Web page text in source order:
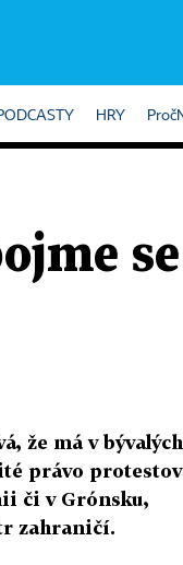
HRY
že má v bývalých
právo
či v Grónsku,
zahraničí.